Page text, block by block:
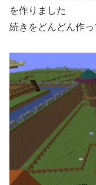
を作りました
続きをどんどん作